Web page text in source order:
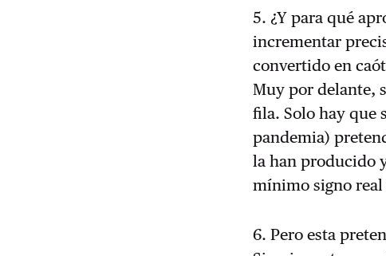
5. ¿Y para qué
incrementar
convertido en
Muy por delante,
fila. Solo hay que
pandemia)
la han producido
mínimo signo
6. Pero esta